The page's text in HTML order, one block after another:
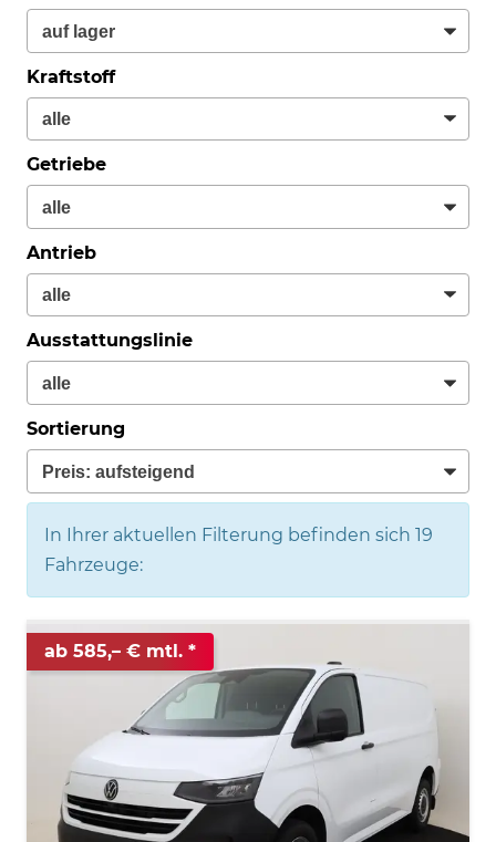
Kraftstoff
Getriebe
Antrieb
Ausstattungslinie
Sortierung
In Ihrer aktuellen Filterung befinden sich 19
Fahrzeuge:
ab 585,– € mtl.